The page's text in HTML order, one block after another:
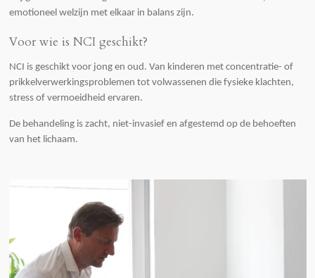
emotioneel welzijn met elkaar in balans zijn.
Voor wie is NCI geschikt?
NCI is geschikt voor jong en oud. Van kinderen met concentratie- of
prikkelverwerkingsproblemen tot volwassenen die fysieke klachten,
stress of vermoeidheid ervaren.
De behandeling is zacht, niet-invasief en afgestemd op de behoeften
van het lichaam.